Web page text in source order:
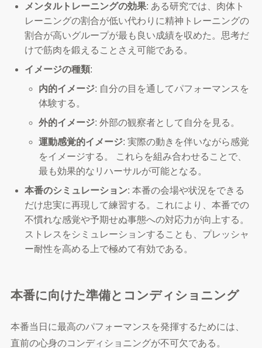
メンタルトレーニングの効果: ある研究では、肉体ト
レーニングの割合が低い代わりに精神トレーニングの
割合が高いグループが最も良い成績を収めた。思考だ
けで筋肉を鍛えることさえ可能である。
イメージの種類:
内的イメージ: 自分の目を通してパフォーマンスを
体験する。
外的イメージ: 外部の観察者として自分を見る。
運動感覚的イメージ: 実際の動きを伴いながら感覚
をイメージする。 これらを組み合わせることで、
最も効果的なリハーサルが可能となる。
本番のシミュレーション: 本番の会場や状況をできる
だけ忠実に再現して練習する。これにより、本番での
不慣れな感覚や予期せぬ事態への対応力が向上する。
ストレスをシミュレーションすることも、プレッシャ
ー耐性を高める上で極めて有効である。
本番に向けた準備とコンディショニング
本番当日に最高のパフォーマンスを発揮するためには、
直前の心身のコンディショニングが不可欠である。